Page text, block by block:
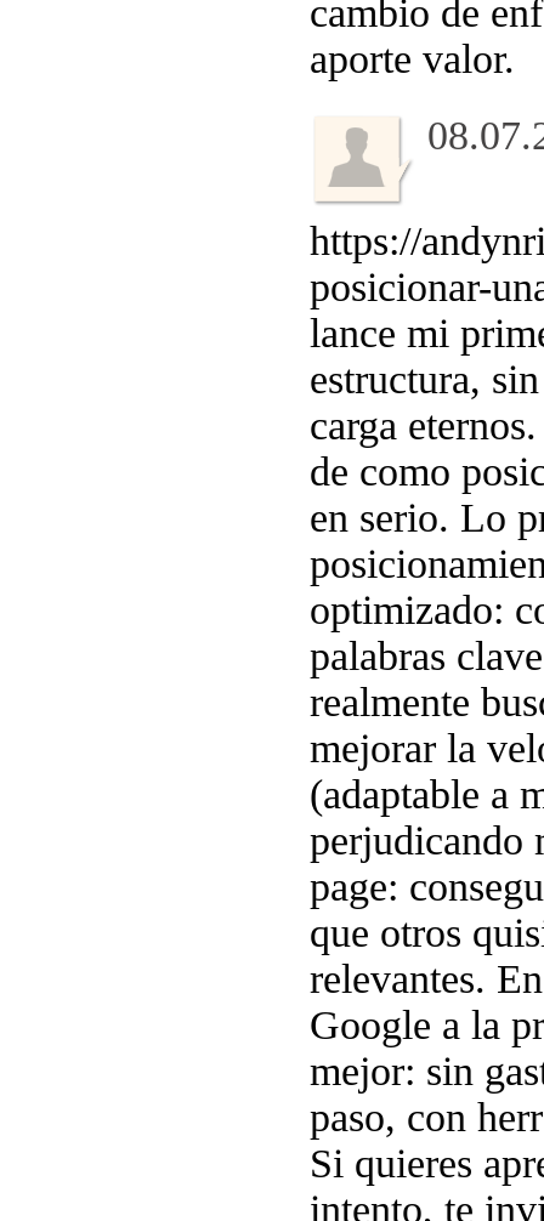
cambio de
aporte valor.
https://
posicionar-
lance mi
estructura,
carga
de como
en serio. Lo
optimizado:
palabras
realmente
mejorar la
(adaptable a
perjudicando
page:
que otros
relevantes.
Google a la
mejor: sin
paso, con
Si quieres
intento, te